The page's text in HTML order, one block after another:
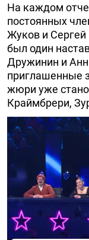
На каждом
постоянных
Жуков и
был один
Дружинин и
приглашенные
жюри уже
Краймбрери,